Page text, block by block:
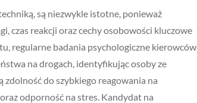
są niezwykle istotne, ponieważ
czas reakcji oraz cechy osobowości kluczowe
regularne badania psychologiczne kierowców
na drogach, identyfikując osoby ze
do szybkiego reagowania na
odporność na stres. Kandydat na